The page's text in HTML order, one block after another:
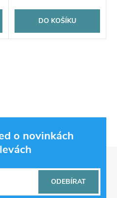
DO KOŠÍKU
o novinkách
ODEBÍRAT